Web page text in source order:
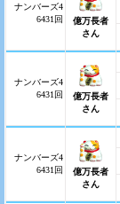
ナンバーズ4
6431回
億万長者
さん
ナンバーズ4
6431回
億万長者
さん
ナンバーズ4
6431回
億万長者
さん